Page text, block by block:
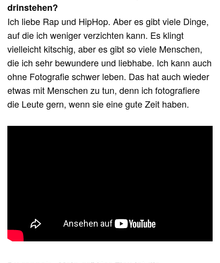
drinstehen?
Ich liebe Rap und HipHop. Aber es gibt viele Dinge,
auf die ich weniger verzichten kann. Es klingt
vielleicht kitschig, aber es gibt so viele Menschen,
die ich sehr bewundere und liebhabe. Ich kann auch
ohne Fotografie schwer leben. Das hat auch wieder
etwas mit Menschen zu tun, denn ich fotografiere
die Leute gern, wenn sie eine gute Zeit haben.